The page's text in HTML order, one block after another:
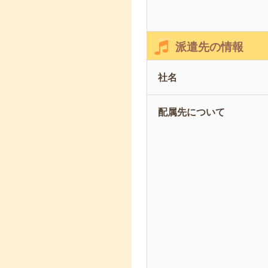
派遣先の情報
社名
配属先について